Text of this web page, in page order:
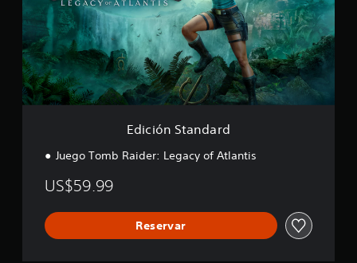
ó
n
S
t
a
n
d
a
Edición Standard
Juego Tomb Raider: Legacy of Atlantis
US$59.99
Reservar